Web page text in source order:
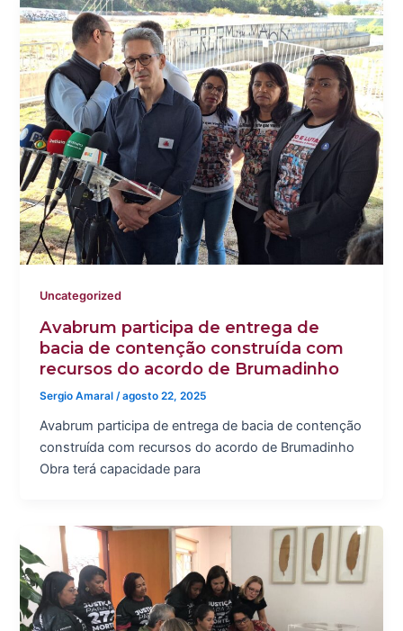
Uncategorized
Avabrum participa de entrega de
bacia de contenção construída com
recursos do acordo de Brumadinho
Sergio Amaral/agosto 22, 2025
Avabrum participa de entrega de bacia de contenção
construída com recursos do acordo de Brumadinho
Obra terá capacidade para